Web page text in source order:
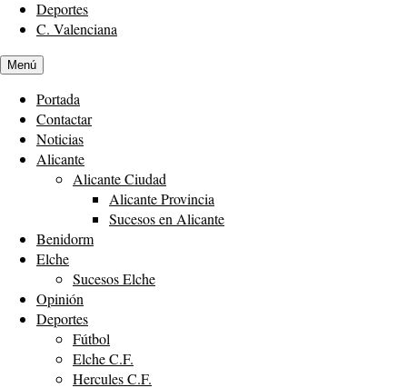
Deportes
C. Valenciana
Menú
Portada
Contactar
Noticias
Alicante
Alicante Ciudad
Alicante Provincia
Sucesos en Alicante
Benidorm
Elche
Sucesos Elche
Opinión
Deportes
Fútbol
Elche C.F.
Hercules C.F.